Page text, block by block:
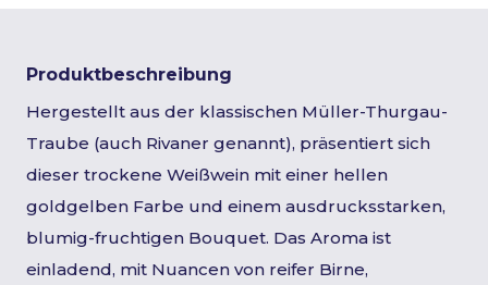
Produktbeschreibung
Hergestellt aus der klassischen Müller-Thurgau-
Traube (auch Rivaner genannt), präsentiert sich
dieser trockene Weißwein mit einer hellen
goldgelben Farbe und einem ausdrucksstarken,
blumig-fruchtigen Bouquet. Das Aroma ist
einladend, mit Nuancen von reifer Birne,